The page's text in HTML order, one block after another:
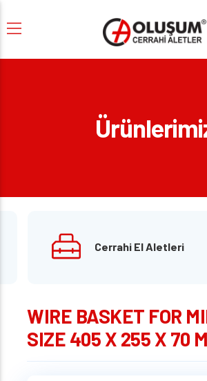
Cerrahi El Aletleri
WIRE BASKET FOR
SIZE 405 X 255 X 70